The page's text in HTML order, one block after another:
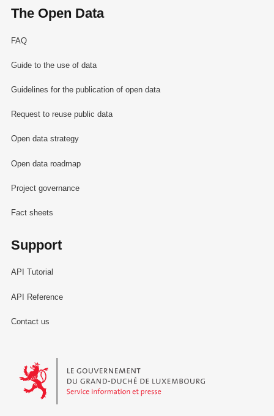
The Open Data
FAQ
Guide to the use of data
Guidelines for the publication of open data
Request to reuse public data
Open data strategy
Open data roadmap
Project governance
Fact sheets
Support
API Tutorial
API Reference
Contact us
Le Gouvernement du Grand-Duché de Luxembourg - Service